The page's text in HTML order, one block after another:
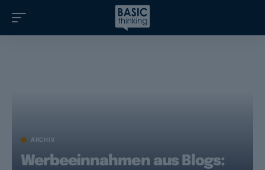
ARCHIV
Werbeeinnahmen aus Blogs: